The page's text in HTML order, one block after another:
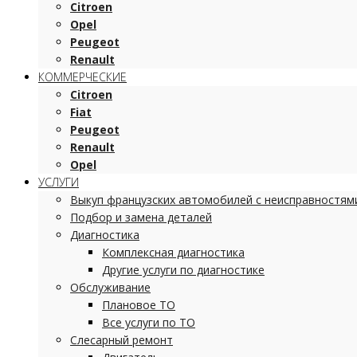
Citroen
Opel
Peugeot
Renault
КОММЕРЧЕСКИЕ
Citroen
Fiat
Peugeot
Renault
Opel
УСЛУГИ
Выкуп французских автомобилей с
Подбор и замена деталей
Диагностика
Комплексная диагностика
Другие услуги по диагностике
Обслуживание
Плановое ТО
Все услуги по ТО
Слесарный ремонт